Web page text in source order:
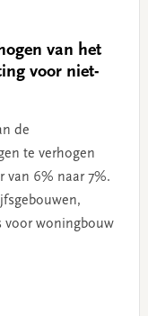
van het
voor niet-
de
te verhogen
van 6% naar 7%.
voor woningbouw